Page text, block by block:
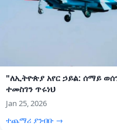
"ለኢትዮጵያ አየር ኃይል: ሰማይ
ተመስገን ጥሩነህ
Jan 25, 2026
ተጨማሪ ያንብቡ →